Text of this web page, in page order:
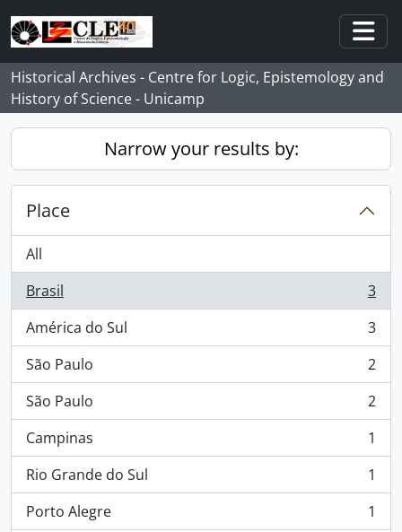
Skip to main content
Historical Archives - Centre for Logic, Epistemology and
History of Science - Unicamp
Narrow your results by:
Place
All
Brasil
, 3 results
3
América do Sul
, 3 results
3
São Paulo
, 2 results
2
São Paulo
, 2 results
2
Campinas
, 1 results
1
Rio Grande do Sul
, 1 results
1
Porto Alegre
, 1 results
1